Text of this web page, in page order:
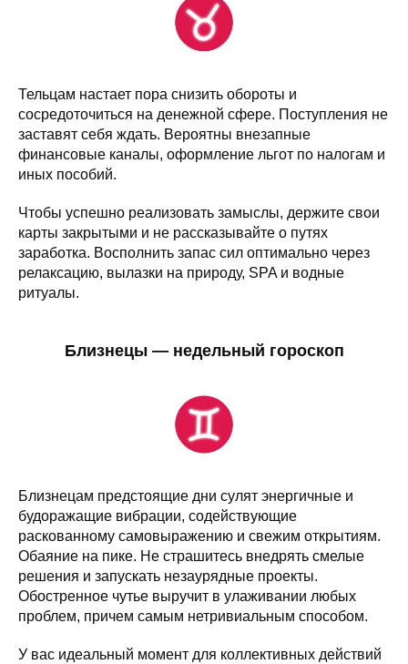
Тельцам настает пора снизить обороты и
сосредоточиться на денежной сфере. Поступления не
заставят себя ждать. Вероятны внезапные
финансовые каналы, оформление льгот по налогам и
иных пособий.
Чтобы успешно реализовать замыслы, держите свои
карты закрытыми и не рассказывайте о путях
заработка. Восполнить запас сил оптимально через
релаксацию, вылазки на природу, SPA и водные
ритуалы.
Близнецы — недельный гороскоп
Близнецам предстоящие дни сулят энергичные и
будоражащие вибрации, содействующие
раскованному самовыражению и свежим открытиям.
Обаяние на пике. Не страшитесь внедрять смелые
решения и запускать незаурядные проекты.
Обостренное чутье выручит в улаживании любых
проблем, причем самым нетривиальным способом.
У вас идеальный момент для коллективных действий